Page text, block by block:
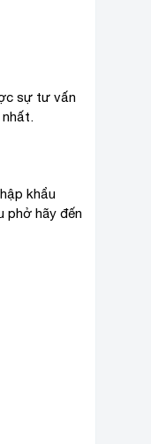
sự tư vấn
khẩu
phở hãy đến